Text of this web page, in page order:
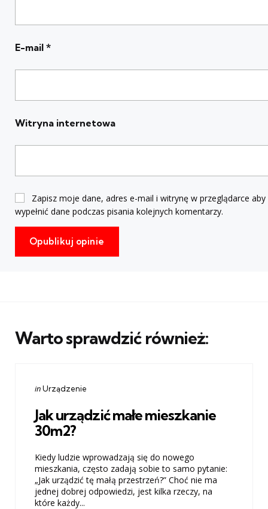
E-mail *
Witryna internetowa
Zapisz moje dane, adres e-mail i witrynę w przeglądarce aby
wypełnić dane podczas pisania kolejnych komentarzy.
Warto sprawdzić również:
Categories
Posted
inUrządzenie
Jak urządzić małe mieszkanie
30m2?
Kiedy ludzie wprowadzają się do nowego
mieszkania, często zadają sobie to samo pytanie:
„Jak urządzić tę małą przestrzeń?” Choć nie ma
jednej dobrej odpowiedzi, jest kilka rzeczy, na
które każdy...